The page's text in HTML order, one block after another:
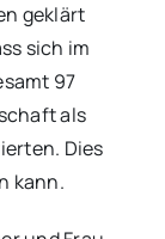
geklärt
sich im
97
als
Dies
kann.